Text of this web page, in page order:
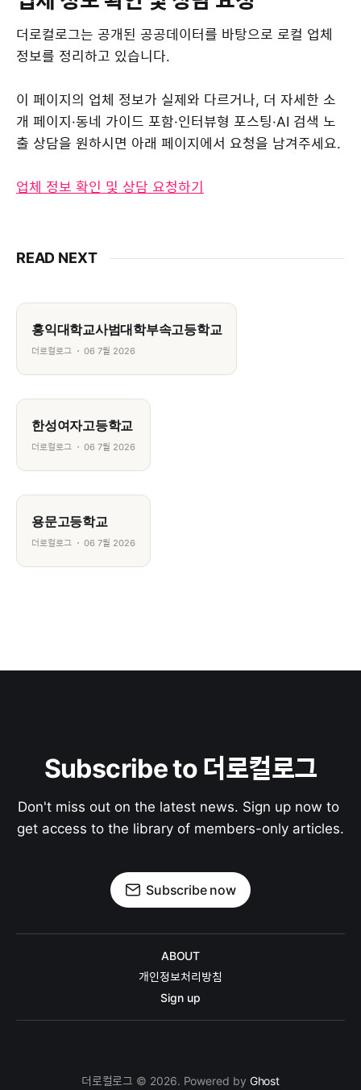
더로컬로그는 공개된 공공데이터를 바탕으로 로컬 업체
정보를 정리하고 있습니다.
이 페이지의 업체 정보가 실제와 다르거나, 더 자세한 소
개 페이지·동네 가이드 포함·인터뷰형 포스팅·AI 검색 노
출 상담을 원하시면 아래 페이지에서 요청을 남겨주세요.
업체 정보 확인 및 상담 요청하기
READ NEXT
홍익대학교사범대학부속고등학교
더로컬로그 06 7월 2026
한성여자고등학교
더로컬로그 06 7월 2026
용문고등학교
더로컬로그 06 7월 2026
Subscribe to 더로컬로그
Don't miss out on the latest news. Sign up now to
get access to the library of members-only articles.
Subscribe now
ABOUT
개인정보처리방침
Sign up
더로컬로그 © 2026. Powered by Ghost